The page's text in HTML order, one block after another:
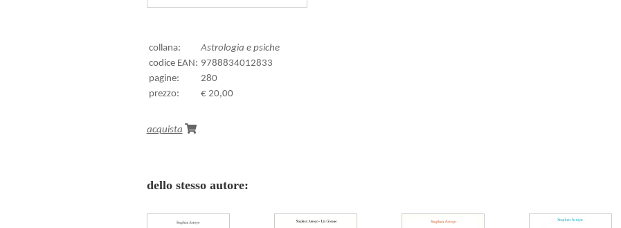
collana:
Astrologia e psiche
codice EAN: 9788834012833
pagine:
280
prezzo:
€ 20,00
acquista
dello stesso autore: